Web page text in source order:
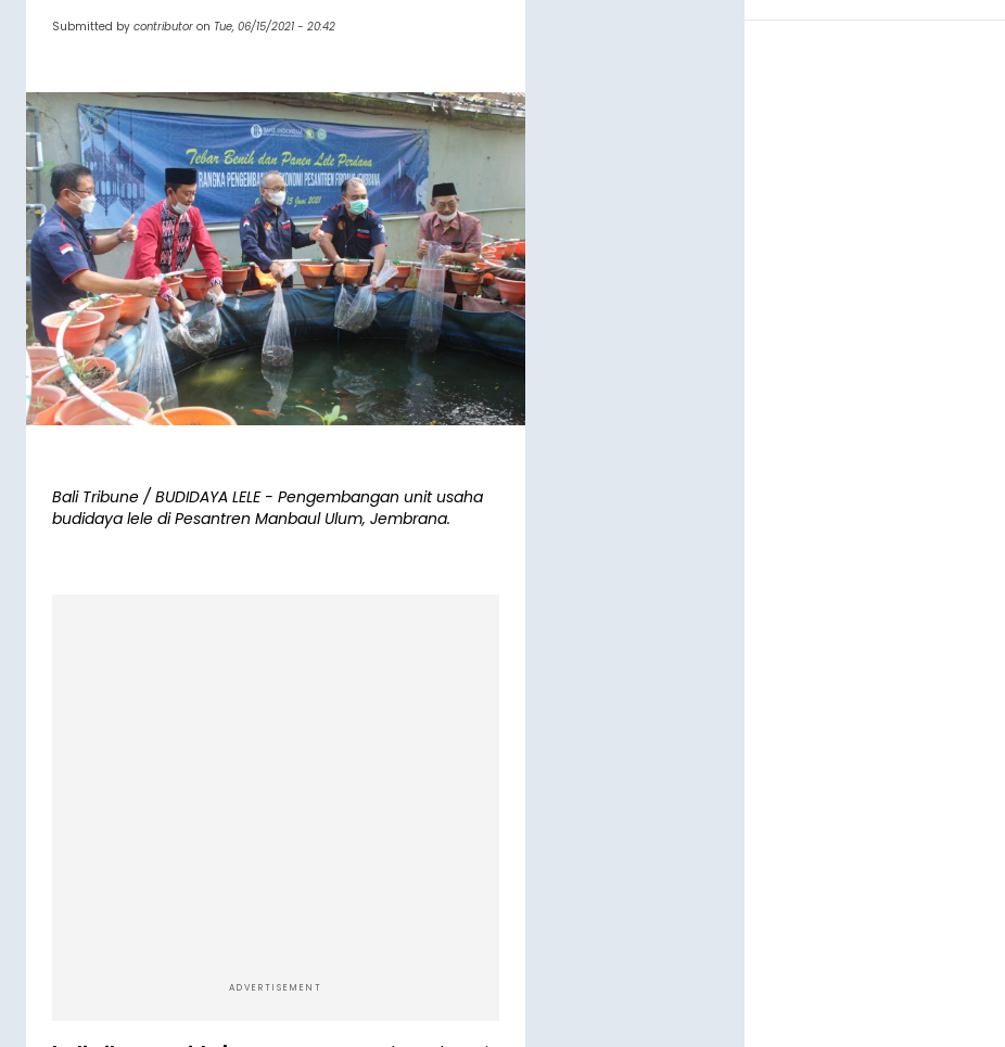
Submitted by contributor on Tue, 06/15/2021 - 20:42
Bali Tribune / BUDIDAYA LELE - Pengembangan unit usaha
budidaya lele di Pesantren Manbaul Ulum, Jembrana.
ADVERTISEMENT